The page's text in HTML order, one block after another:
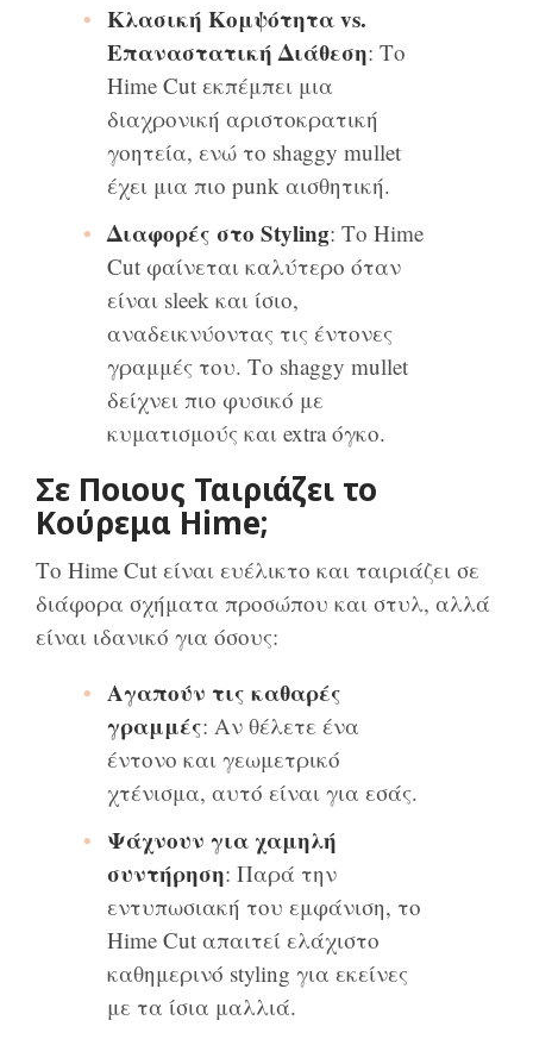
Κλασική Κομψότητα vs.
Επαναστατική Διάθεση: Το
Hime Cut εκπέμπει μια
διαχρονική αριστοκρατική
γοητεία, ενώ το shaggy mullet
έχει μια πιο punk αισθητική.
Διαφορές στο Styling: Το Hime
Cut φαίνεται καλύτερο όταν
είναι sleek και ίσιο,
αναδεικνύοντας τις έντονες
γραμμές του. Το shaggy mullet
δείχνει πιο φυσικό με
κυματισμούς και extra όγκο.
Σε Ποιους Ταιριάζει το
Κούρεμα Hime;
Το Hime Cut είναι ευέλικτο και ταιριάζει σε
διάφορα σχήματα προσώπου και στυλ, αλλά
είναι ιδανικό για όσους:
Αγαπούν τις καθαρές
γραμμές: Αν θέλετε ένα
έντονο και γεωμετρικό
χτένισμα, αυτό είναι για εσάς.
Ψάχνουν για χαμηλή
συντήρηση: Παρά την
εντυπωσιακή του εμφάνιση, το
Hime Cut απαιτεί ελάχιστο
καθημερινό styling για εκείνες
με τα ίσια μαλλιά.